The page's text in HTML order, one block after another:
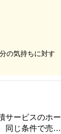
の気持ちに対す
サービスのホー
同じ条件で売り